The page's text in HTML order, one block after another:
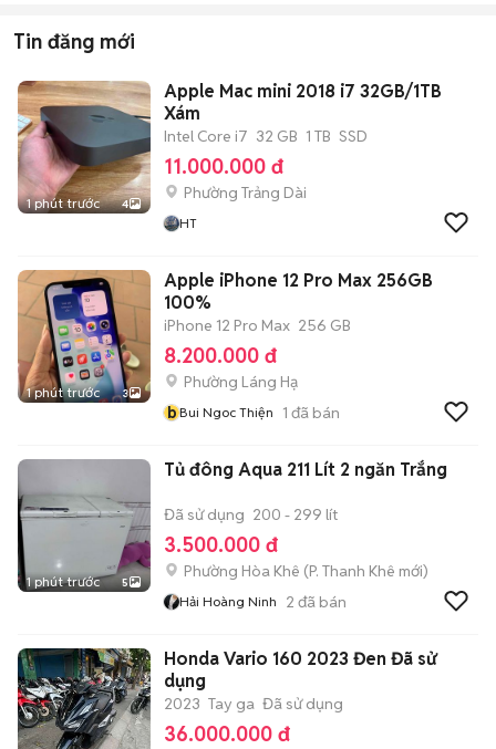
Tin đăng mới
1 phút trước 4
Apple Mac mini 2018 i7 32GB/1TB
Xám
Intel Core i7 32 GB 1 TB SSD
11.000.000 đ
Phường Trảng Dài
HT
1 phút trước 3
Apple iPhone 12 Pro Max 256GB
100%
iPhone 12 Pro Max 256 GB
8.200.000 đ
Phường Láng Hạ
bBui Ngoc Thiện 1 đã bán
1 phút trước 5
Tủ đông Aqua 211 Lít 2 ngăn Trắng
Đã sử dụng 200 - 299 lít
3.500.000 đ
Phường Hòa Khê (P. Thanh Khê mới)
Hải Hoàng Ninh 2 đã bán
Honda Vario 160 2023 Đen Đã sử
dụng
2023 Tay ga Đã sử dụng
36.000.000 đ